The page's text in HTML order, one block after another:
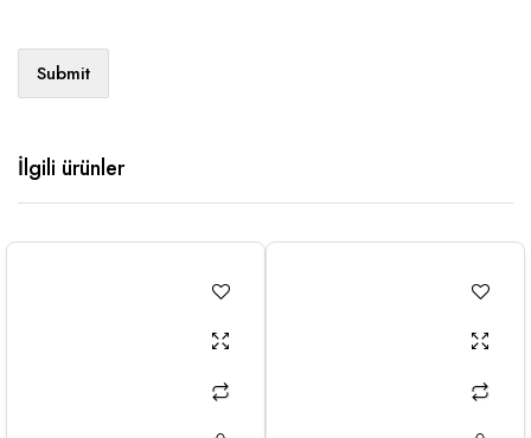
İlgili ürünler